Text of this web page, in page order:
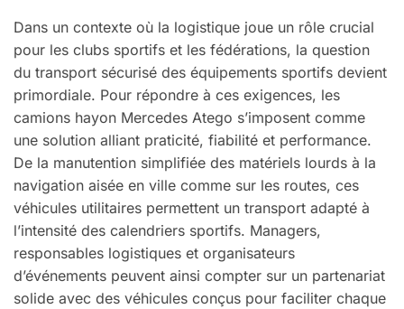
Dans un contexte où la logistique joue un rôle crucial
pour les clubs sportifs et les fédérations, la question
du transport sécurisé des équipements sportifs devient
primordiale. Pour répondre à ces exigences, les
camions hayon Mercedes Atego s’imposent comme
une solution alliant praticité, fiabilité et performance.
De la manutention simplifiée des matériels lourds à la
navigation aisée en ville comme sur les routes, ces
véhicules utilitaires permettent un transport adapté à
l’intensité des calendriers sportifs. Managers,
responsables logistiques et organisateurs
d’événements peuvent ainsi compter sur un partenariat
solide avec des véhicules conçus pour faciliter chaque